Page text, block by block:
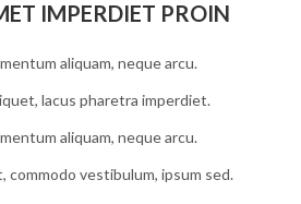
IMPERDIET PROIN
aliquam, neque arcu.
lacus pharetra imperdiet.
aliquam, neque arcu.
commodo vestibulum, ipsum sed.